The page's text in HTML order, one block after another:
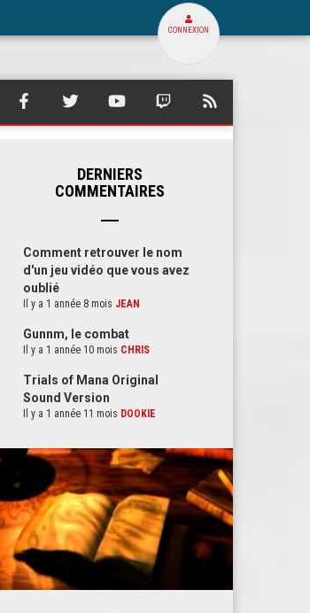
CONNEXION
SQUARE SQUARE SQUARE SQUARE
DERNIERS
COMMENTAIRES
Comment retrouver le nom
d'un jeu vidéo que vous avez
oublié
Il y a 1 année 8 mois JEAN
Gunnm, le combat
Il y a 1 année 10 mois CHRIS
Trials of Mana Original
Sound Version
Il y a 1 année 11 mois DOOKIE